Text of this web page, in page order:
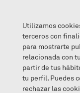
Berriak/
Utilizamos
terceros con
para mostrarte
relacionada con
partir de tus
tu perfil. Puedes
rechazar las